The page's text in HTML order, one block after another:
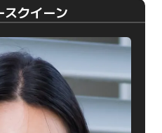
スクイーン